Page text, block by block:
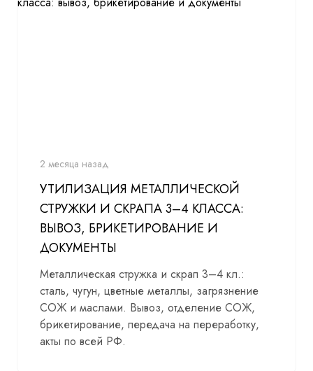
2 месяца назад
УТИЛИЗАЦИЯ МЕТАЛЛИЧЕСКОЙ
СТРУЖКИ И СКРАПА 3–4 КЛАССА:
ВЫВОЗ, БРИКЕТИРОВАНИЕ И
ДОКУМЕНТЫ
Металлическая стружка и скрап 3–4 кл.:
сталь, чугун, цветные металлы, загрязнение
СОЖ и маслами. Вывоз, отделение СОЖ,
брикетирование, передача на переработку,
акты по всей РФ.